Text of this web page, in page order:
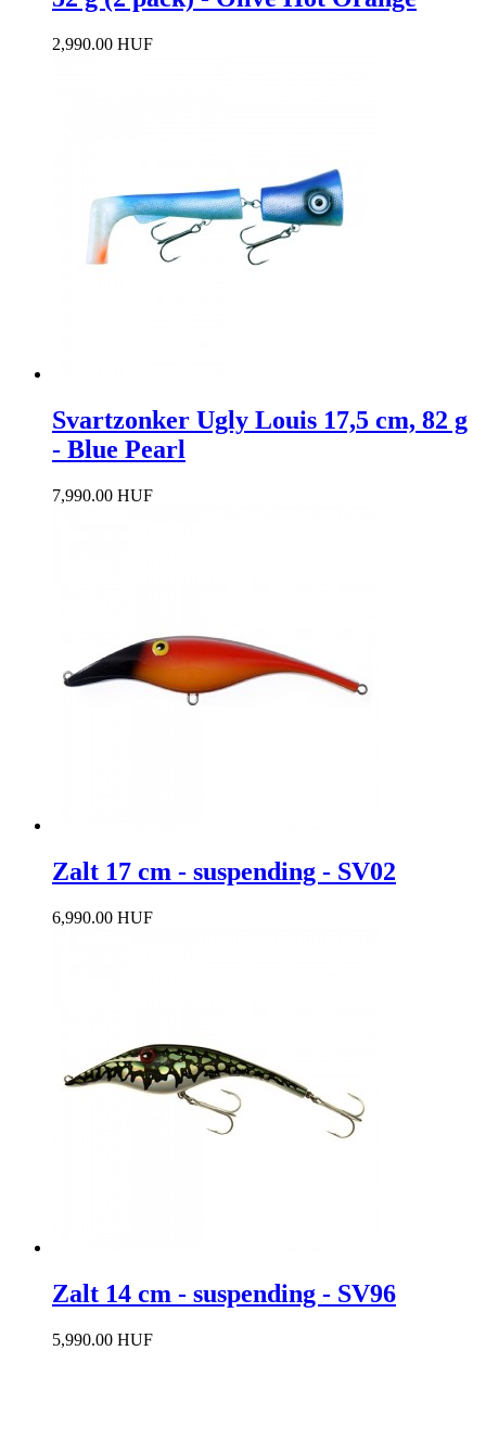
2,990.00 HUF
Svartzonker Ugly Louis 17,5 cm, 82 g
- Blue Pearl
7,990.00 HUF
Zalt 17 cm - suspending - SV02
6,990.00 HUF
Zalt 14 cm - suspending - SV96
5,990.00 HUF